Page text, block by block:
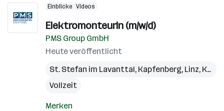
Einblicke Videos
ElektromonteurIn (m/w/d)
PMS Group GmbH
Heute veröffentlicht
St. Stefan im Lavanttal, Kapfenberg, Linz, Kundl
Vollzeit
Merken